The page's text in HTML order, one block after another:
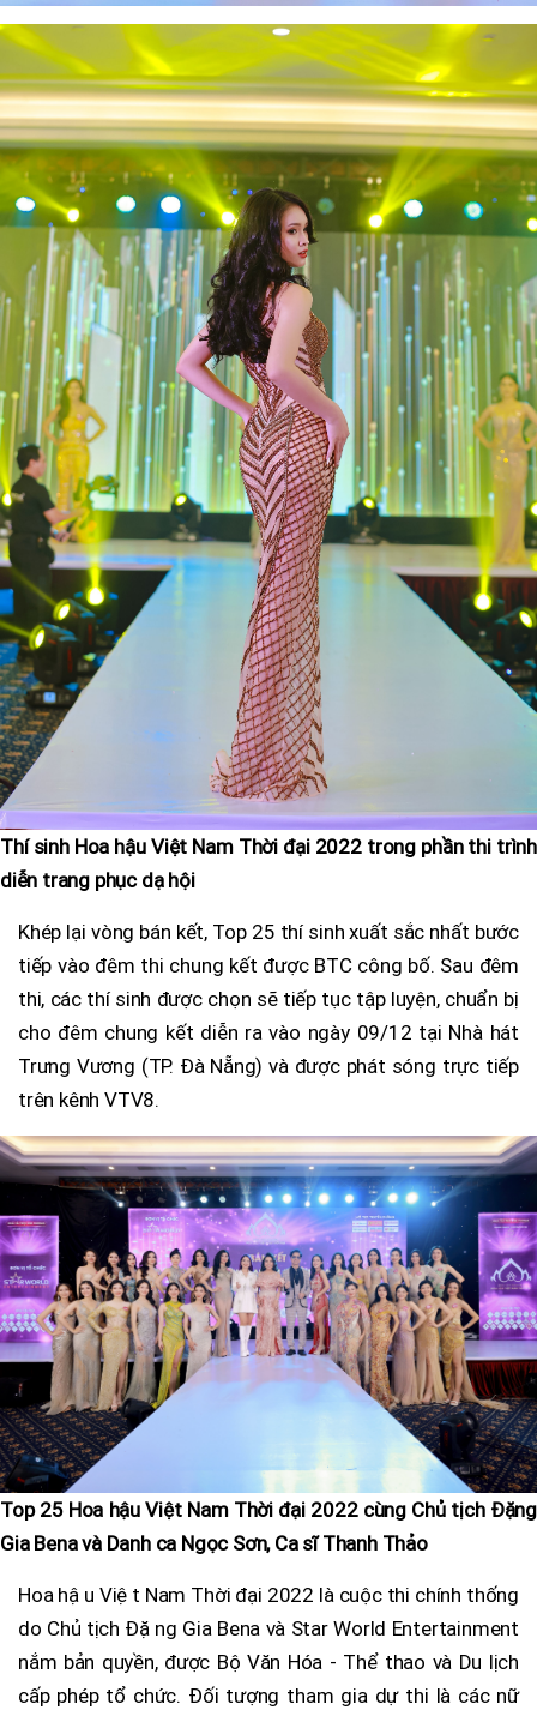
Thí sinh Hoa hậu Việt Nam Thời đại 2022 trong phần thi trình
diễn trang phục dạ hội
Khép lại vòng bán kết, Top 25 thí sinh xuất sắc nhất bước
tiếp vào đêm thi chung kết được BTC công bố. Sau đêm
thi, các thí sinh được chọn sẽ tiếp tục tập luyện, chuẩn bị
cho đêm chung kết diễn ra vào ngày 09/12 tại Nhà hát
Trưng Vương (TP. Đà Nẵng) và được phát sóng trực tiếp
trên kênh VTV8.
Top 25 Hoa hậu Việt Nam Thời đại 2022 cùng Chủ tịch Đặng
Gia Bena và Danh ca Ngọc Sơn, Ca sĩ Thanh Thảo
Hoa hậu Việt Nam Thời đại 2022 là cuộc thi chính thống
do Chủ tịch Đặng Gia Bena và Star World Entertainment
nắm bản quyền, được Bộ Văn Hóa - Thể thao và Du lịch
cấp phép tổ chức. Đối tượng tham gia dự thi là các nữ